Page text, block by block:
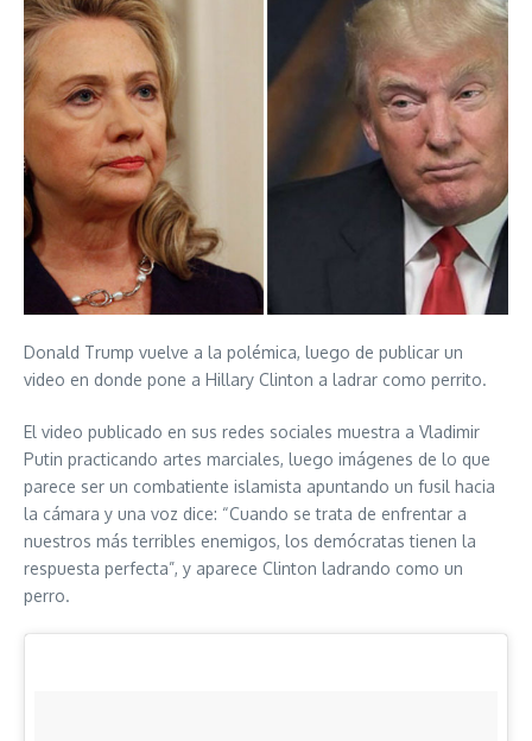
Donald Trump vuelve a la polémica, luego de publicar un
video en donde pone a Hillary Clinton a ladrar como perrito.
El video publicado en sus redes sociales muestra a Vladimir
Putin practicando artes marciales, luego imágenes de lo que
parece ser un combatiente islamista apuntando un fusil hacia
la cámara y una voz dice: “Cuando se trata de enfrentar a
nuestros más terribles enemigos, los demócratas tienen la
respuesta perfecta”, y aparece Clinton ladrando como un
perro.